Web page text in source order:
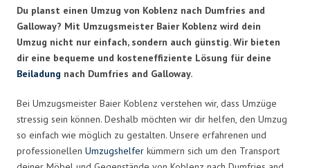
Du planst einen Umzug von Koblenz nach Dumfries and
Galloway? Mit Umzugsmeister Baier Koblenz wird dein
Umzug nicht nur einfach, sondern auch günstig. Wir bieten
dir eine bequeme und kosteneffiziente Lösung für deine
Beiladung nach Dumfries and Galloway.
Bei Umzugsmeister Baier Koblenz verstehen wir, dass Umzüge
stressig sein können. Deshalb möchten wir dir helfen, den Umzug
so einfach wie möglich zu gestalten. Unsere erfahrenen und
professionellen Umzugshelfer kümmern sich um den Transport